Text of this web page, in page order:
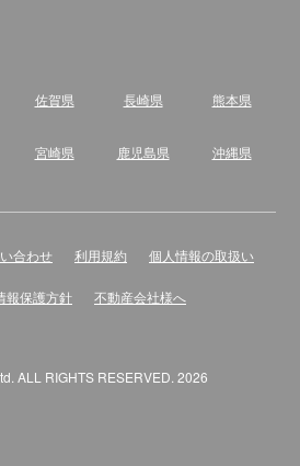
佐賀県 長崎県 熊本県
宮崎県 鹿児島県 沖縄県
合わせ 利用規約 個人情報の取扱い
報保護方針 不動産会社様へ
ALL RIGHTS RESERVED. 2026